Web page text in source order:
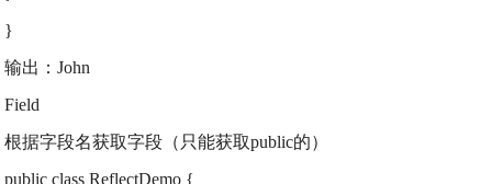
}
输出：John
Field
根据字段名获取字段（只能获取public的）
public class ReflectDemo {